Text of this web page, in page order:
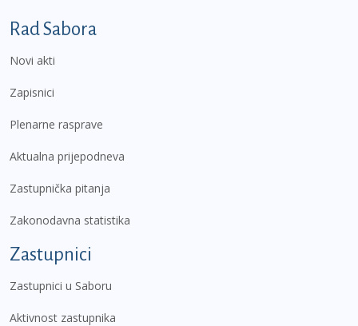
Podnožje prvi izbornik
Rad Sabora
Novi akti
Zapisnici
Plenarne rasprave
Aktualna prijepodneva
Zastupnička pitanja
Zakonodavna statistika
Zastupnici
Zastupnici u Saboru
Aktivnost zastupnika